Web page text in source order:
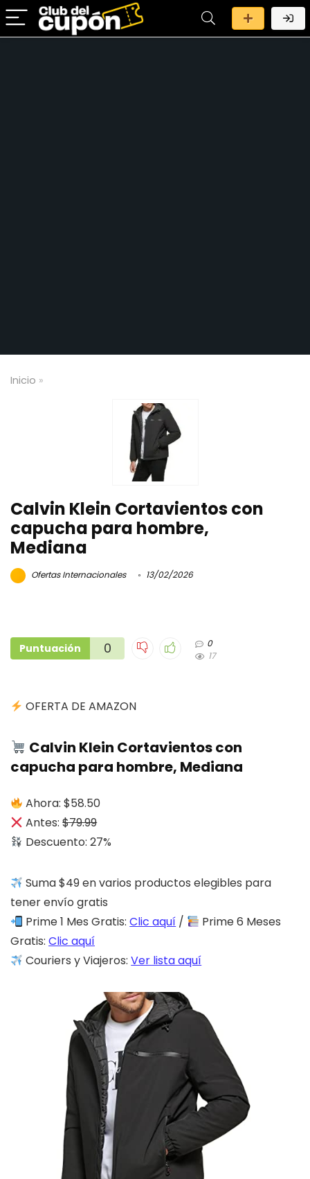
Inicio »
Calvin Klein Cortavientos con
capucha para hombre,
Mediana
Ofertas Internacionales 13/02/2026
Puntuación 0
0
17
OFERTA DE AMAZON
Calvin Klein Cortavientos con
capucha para hombre, Mediana
Ahora: $58.50
Antes:$79.99
Descuento: 27%
Suma $49 en varios productos elegibles para
tener envío gratis
Prime 1 Mes Gratis:Clic aquí /
Prime 6 Meses
Gratis: Clic aquí
Couriers y Viajeros:Ver lista aquí